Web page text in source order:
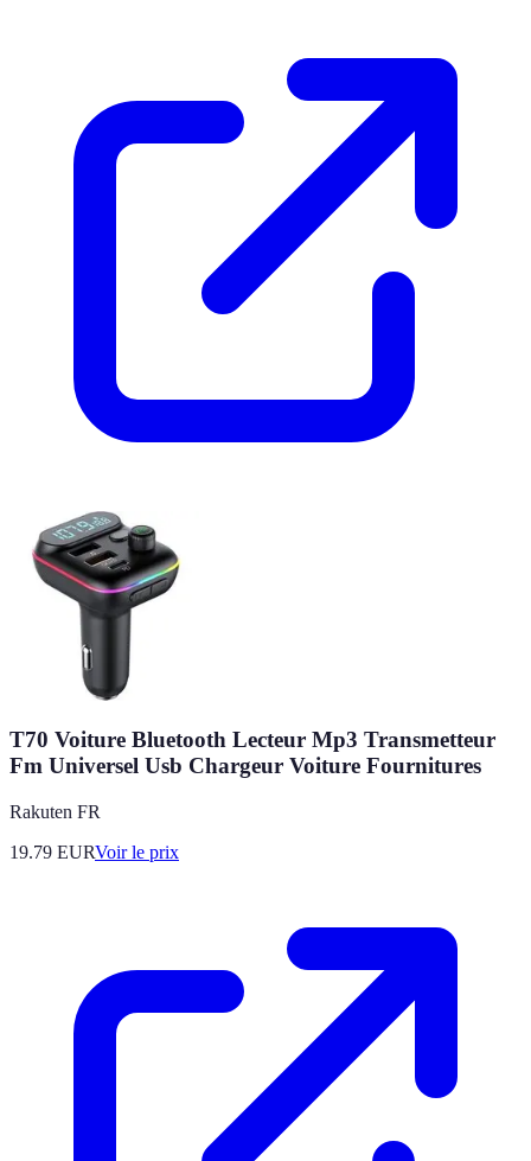
T70 Voiture Bluetooth Lecteur Mp3 Transmetteur
Fm Universel Usb Chargeur Voiture Fournitures
Rakuten FR
19.79 EURVoir le prix